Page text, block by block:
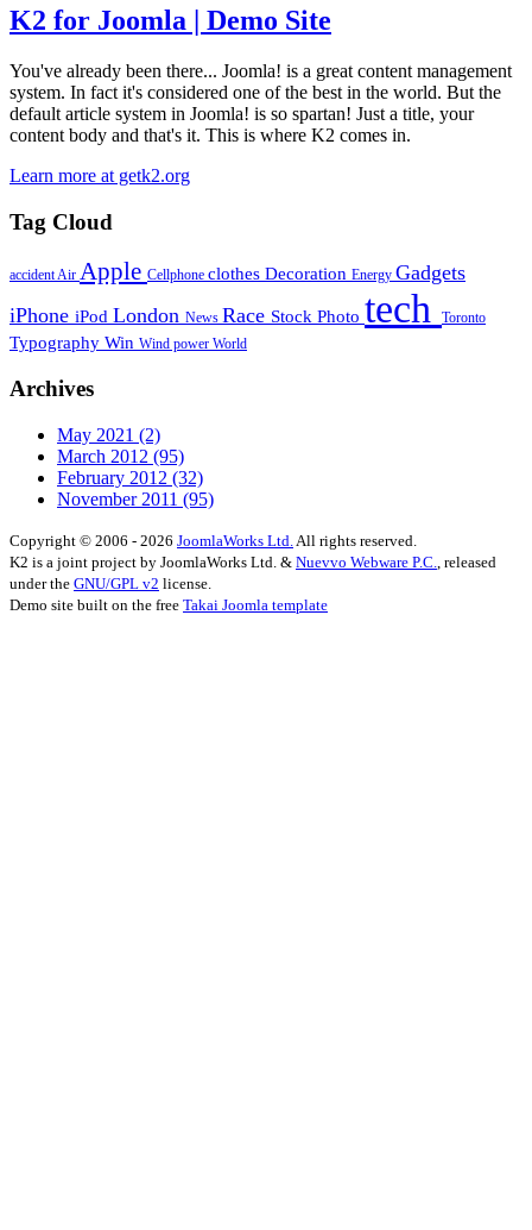
K2 for Joomla | Demo Site
You've already been there... Joomla! is a great content management
system. In fact it's considered one of the best in the world. But the
default article system in Joomla! is so spartan! Just a title, your
content body and that's it. This is where K2 comes in.
Learn more at getk2.org
Tag Cloud
accidentAir Apple Cellphone clothes Decoration Energy Gadgets
iPhone iPod London News Race Stock Photo tech Toronto
Typography Win Wind power World
Archives
May 2021 (2)
March 2012 (95)
February 2012 (32)
November 2011 (95)
Copyright © 2006 - 2026 JoomlaWorks Ltd. All rights reserved.
K2 is a joint project by JoomlaWorks Ltd. & Nuevvo Webware P.C.
, released
under the GNU/GPL v2 license.
Demo site built on the free Takai Joomla template